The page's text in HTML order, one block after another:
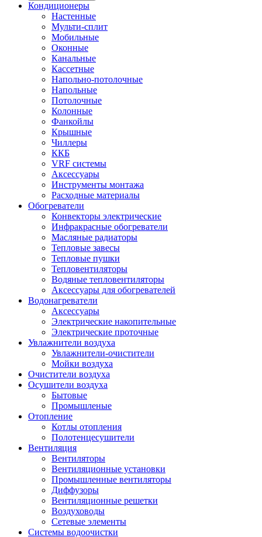
Кондиционеры
Настенные
Мульти-сплит
Мобильные
Оконные
Канальные
Кассетные
Напольно-потолочные
Напольные
Потолочные
Колонные
Фанкойлы
Крышные
Чиллеры
ККБ
VRF системы
Аксессуары
Инструменты монтажа
Расходные материалы
Обогреватели
Конвекторы электрические
Инфракрасные обогреватели
Масляные радиаторы
Тепловые завесы
Тепловые пушки
Тепловентиляторы
Водяные тепловентиляторы
Аксессуары для обогревателей
Водонагреватели
Аксессуары
Электрические накопительные
Электрические проточные
Увлажнители воздуха
Увлажнители-очистители
Мойки воздуха
Очистители воздуха
Осушители воздуха
Бытовые
Промышленые
Отопление
Котлы отопления
Полотенцесушители
Вентиляция
Вентиляторы
Вентиляционные установки
Промышленные вентиляторы
Диффузоры
Вентиляционные решетки
Воздуховоды
Сетевые элементы
Системы водоочистки